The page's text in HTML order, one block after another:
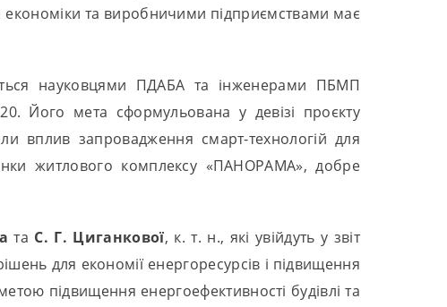
економіки та виробничими підприємствами має
науковцями ПДАБА та інженерами ПБМП
Його мета сформульована у девізі проєкту
вплив запровадження смарт-технологій для
житлового комплексу «ПАНОРАМА», добре
та С. Г. Циганкової, к. т. н., які увійдуть у звіт
для економії енергоресурсів і підвищення
підвищення енергоефективності будівлі та